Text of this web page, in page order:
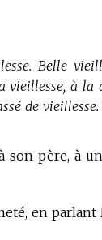
Belle
vieillesse, à la
de vieillesse.
son père, à
en parlant